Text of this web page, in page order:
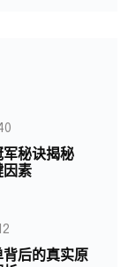
秘诀揭秘
因素
后的真实原